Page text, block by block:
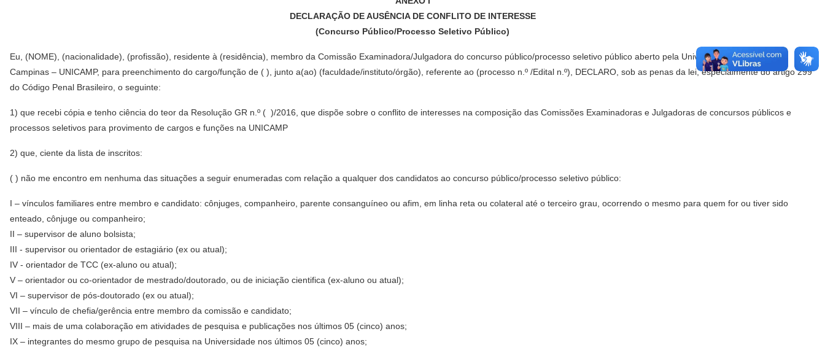
DECLARAÇÃO DE AUSÊNCIA DE CONFLITO DE INTERESSE
(Concurso Público/Processo Seletivo Público)
Eu, (NOME), (nacionalidade), (profissão), residente à (residência), membro da Comissão Examinadora/Julgadora do concurso público/processo seletivo público aberto pela Universidade Estadual de
Campinas – UNICAMP, para preenchimento do cargo/função de ( ), junto a(ao) (faculdade/instituto/órgão), referente ao (processo n.º /Edital n.º), DECLARO, sob as penas da lei, especialmente do artigo 299
do Código Penal Brasileiro, o seguinte:
1) que recebi cópia e tenho ciência do teor da Resolução GR n.º ( )/2016, que dispõe sobre o conflito de interesses na composição das Comissões Examinadoras e Julgadoras de concursos públicos e
processos seletivos para provimento de cargos e funções na UNICAMP
2) que, ciente da lista de inscritos:
( ) não me encontro em nenhuma das situações a seguir enumeradas com relação a qualquer dos candidatos ao concurso público/processo seletivo público:
I – vínculos familiares entre membro e candidato: cônjuges, companheiro, parente consanguíneo ou afim, em linha reta ou colateral até o terceiro grau, ocorrendo o mesmo para quem for ou tiver sido
enteado, cônjuge ou companheiro;
II – supervisor de aluno bolsista;
III - supervisor ou orientador de estagiário (ex ou atual);
IV - orientador de TCC (ex-aluno ou atual);
V – orientador ou co-orientador de mestrado/doutorado, ou de iniciação cientifica (ex-aluno ou atual);
VI – supervisor de pós-doutorado (ex ou atual);
VII – vínculo de chefia/gerência entre membro da comissão e candidato;
VIII – mais de uma colaboração em atividades de pesquisa e publicações nos últimos 05 (cinco) anos;
IX – integrantes do mesmo grupo de pesquisa na Universidade nos últimos 05 (cinco) anos;